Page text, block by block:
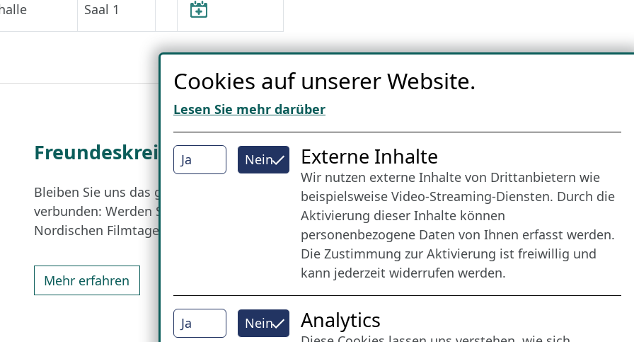
Saal 1
Freundes­kreis
Bleiben Sie uns das ganze Jahr über
verbunden: Werden Sie Freund der
Nordischen Filmtage Lübeck.
Mehr erfahren
Internet Partner
Cookies auf unserer Website.
Lesen Sie mehr darüber
Ja Nein Externe Inhalte
Wir nutzen externe Inhalte von Drittanbietern wie
beispielsweise Video-Streaming-Diensten. Durch die
Aktivierung dieser Inhalte können
personenbezogene Daten von Ihnen erfasst werden.
Die Zustimmung zur Aktivierung ist freiwillig und
kann jederzeit widerrufen werden.
Ja Nein Analytics